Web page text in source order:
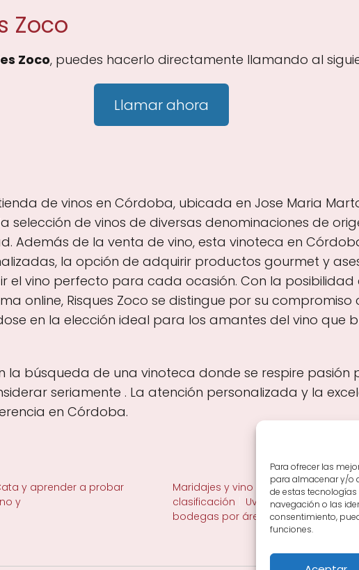
Para ofrecer las
para almacenar y/o
de estas
navegación o las
consentimiento,
funciones.
Zoco
Zoco, puedes hacerlo directamente llamando al
Llamar ahora
de vinos en Córdoba, ubicada en Jose Maria
de vinos de diversas denominaciones de
Además de la venta de vino, esta vinoteca en
la opción de adquirir productos gourmet y
el vino perfecto para cada ocasión. Con la
online, Risques Zoco se distingue por su
en la elección ideal para los amantes del vino que
la búsqueda de una vinoteca donde se respire pasión
seriamente . La atención personalizada y la
en Córdoba.
y aprender a probar
y
Maridajes y vino en la mesa
clasificación
Uvas y viñedo en Rioja
bodegas por área